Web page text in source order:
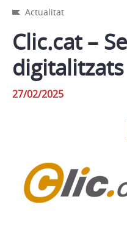
Actualitat
Clic.cat –
digitalitzats
27/02/2025